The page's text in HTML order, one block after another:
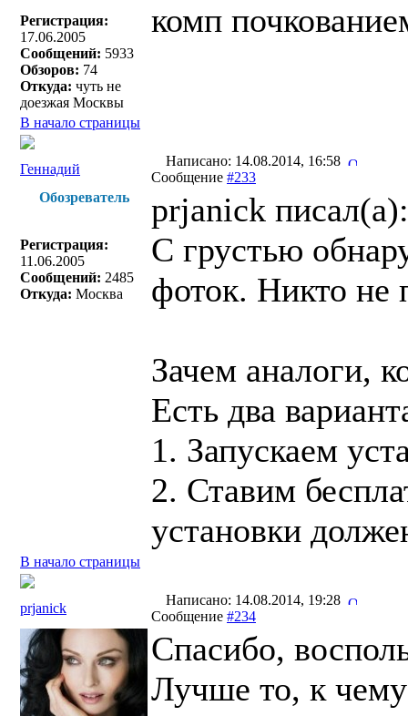
Регистрация:
17.06.2005
Сообщений: 5933
Обзоров: 74
Откуда: чуть не
доезжая Москвы
комп
В начало страницы
Геннадий
Написано: 14.08.2014, 16:58
Сообщение #233
Обозреватель
Регистрация:
11.06.2005
Сообщений: 2485
Откуда: Москва
prjanick писал(a):
C грустью
фоток. Никто не
Зачем аналоги,
Есть два
1. Запускаем
2. Ставим
установки
В начало страницы
prjanick
Написано: 14.08.2014, 19:28
Сообщение #234
Спасибо,
Лучше то, к